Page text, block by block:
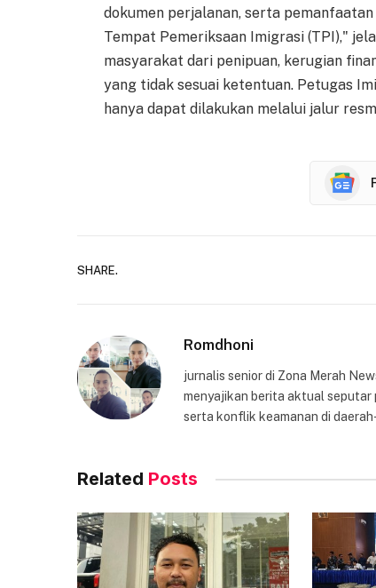
dokumen perjalanan, serta
Tempat Pemeriksaan Imigrasi (TPI),"
masyarakat dari penipuan, kerugian
yang tidak sesuai ketentuan. Petugas
hanya dapat dilakukan melalui jalur
SHARE.
Romdhoni
jurnalis senior di Zona Merah
menyajikan berita aktual seputar
serta konflik keamanan di
Related Posts